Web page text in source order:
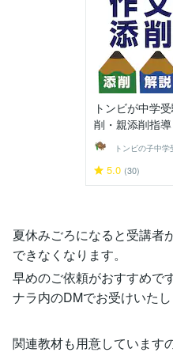
トンビが中学
削・親添削指
トンビの子中学
5.0 (30)
夏休みごろになると受講者
できなくなります。
早めのご依頼がおすすめで
ナラ内のDMでお受けいたし
関連教材も用意しています